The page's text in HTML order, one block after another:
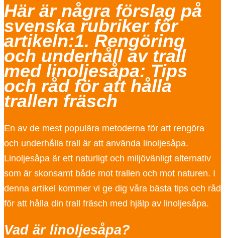
Här är några förslag på
svenska rubriker för
artikeln:1. Rengöring
och underhåll av trall
med linoljesåpa: Tips
och råd för att hålla
trallen fräsch
En av de mest populära metoderna för att rengöra
och underhålla trall är att använda linoljesåpa.
Linoljesåpa är ett naturligt och miljövänligt alternativ
som är skonsamt både mot trallen och mot naturen. I
denna artikel kommer vi ge dig våra bästa tips och råd
för att hålla din trall fräsch med hjälp av linoljesåpa.
Vad är linoljesåpa?